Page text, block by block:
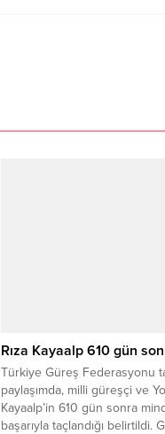
Rıza Kayaalp 610 gün
Türkiye Güreş Federasyonu
paylaşımda, milli güreşçi ve
Kayaalp’in 610 gün sonra
başarıyla taçlandığı